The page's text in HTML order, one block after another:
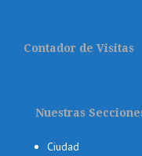
Contador de Visitas
Nuestras
Ciudad